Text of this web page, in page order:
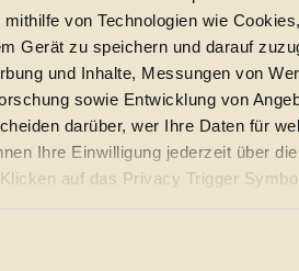
von Technologien wie
Gerät zu speichern und darauf
und Inhalte, Messungen von
sowie Entwicklung von
darüber, wer Ihre Daten für
Ihre Einwilligung jederzeit über
auf das Privacy Trigger
würden wir auch gerne: